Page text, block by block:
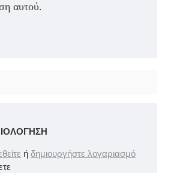
αυτού.
ή δημιουργήστε λογαριασμό